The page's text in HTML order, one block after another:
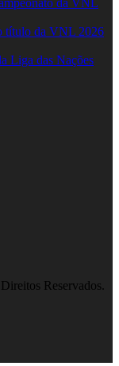
título da VNL 2026
Liga das Nações
Reservados.